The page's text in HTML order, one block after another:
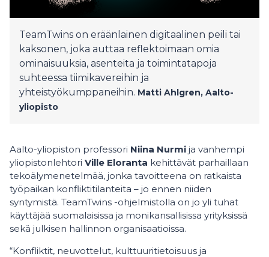
TeamTwins on eräänlainen digitaalinen peili tai
kaksonen, joka auttaa reflektoimaan omia
ominaisuuksia, asenteita ja toimintatapoja
suhteessa tiimikavereihin ja
yhteistyökumppaneihin. Matti Ahlgren, Aalto-
yliopisto
Aalto-yliopiston professori Niina Nurmi ja vanhempi
yliopistonlehtori Ville Eloranta kehittävät parhaillaan
tekoälymenetelmää, jonka tavoitteena on ratkaista
työpaikan konfliktitilanteita – jo ennen niiden
syntymistä. TeamTwins -ohjelmistolla on jo yli tuhat
käyttäjää suomalaisissa ja monikansallisissa yrityksissä
sekä julkisen hallinnon organisaatioissa.
“Konfliktit, neuvottelut, kulttuuritietoisuus ja